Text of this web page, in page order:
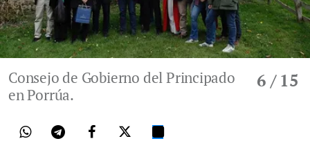
6 / 15
Consejo de Gobierno del Principado
en Porrúa.